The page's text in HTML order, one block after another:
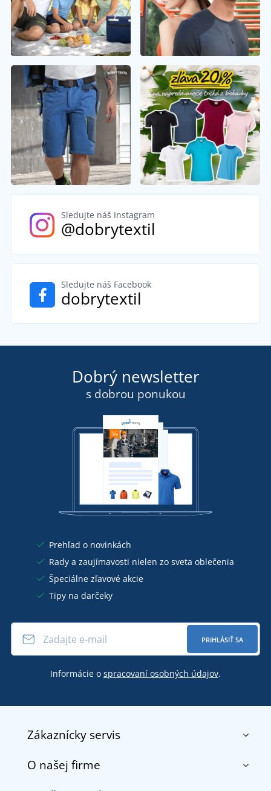
Sledujte náš Instagram
@dobrytextil
Sledujte náš Facebook
dobrytextil
Dobrý newsletter
s dobrou ponukou
Prehľad o novinkách
Rady a zaujímavosti nielen zo sveta oblečenia
Špeciálne zľavové akcie
Tipy na darčeky
PRIHLÁSIŤ SA
Informácie o spracovaní osobných údajov.
Zákaznícky servis
Kontakt
O našej firme